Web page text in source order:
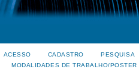
ACESSO CADASTRO
PESQUISA
MODALIDADES DE TRABALHO/POSTER